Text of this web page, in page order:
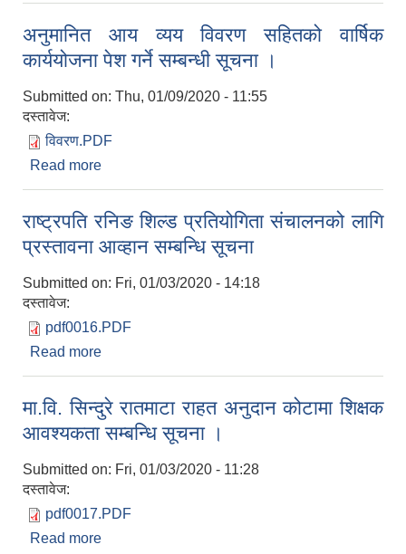
अनुमानित आय व्यय विवरण सहितको वार्षिक
कार्ययोजना पेश गर्ने सम्बन्धी सूचना ।
Submitted on: Thu, 01/09/2020 - 11:55
दस्तावेज:
विवरण.PDF
Read more
राष्ट्रपति रनिङ शिल्ड प्रतियोगिता संचालनको लागि
प्रस्तावना आव्हान सम्बन्धि सूचना
Submitted on: Fri, 01/03/2020 - 14:18
दस्तावेज:
pdf0016.PDF
Read more
मा.वि. सिन्दुरे रातमाटा राहत अनुदान कोटामा शिक्षक
आवश्यकता सम्बन्धि सूचना ।
Submitted on: Fri, 01/03/2020 - 11:28
दस्तावेज:
pdf0017.PDF
Read more